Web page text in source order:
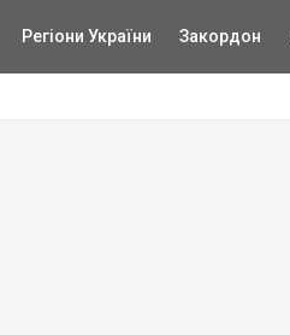
Регіони України Закордон